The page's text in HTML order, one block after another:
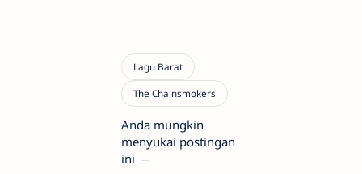
Anda mungkin
menyukai postingan
ini